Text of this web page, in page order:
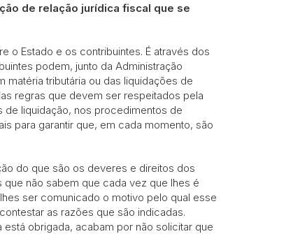
de relação jurídica fiscal que se
o Estado e os contribuintes. É através dos
podem, junto da Administração
matéria tributária ou das liquidações de
regras que devem ser respeitados pela
de liquidação, nos procedimentos de
para garantir que, em cada momento, são
do que são os deveres e direitos dos
não sabem que cada vez que lhes é
ser comunicado o motivo pelo qual esse
as razões que são indicadas.
obrigada, acabam por não solicitar que